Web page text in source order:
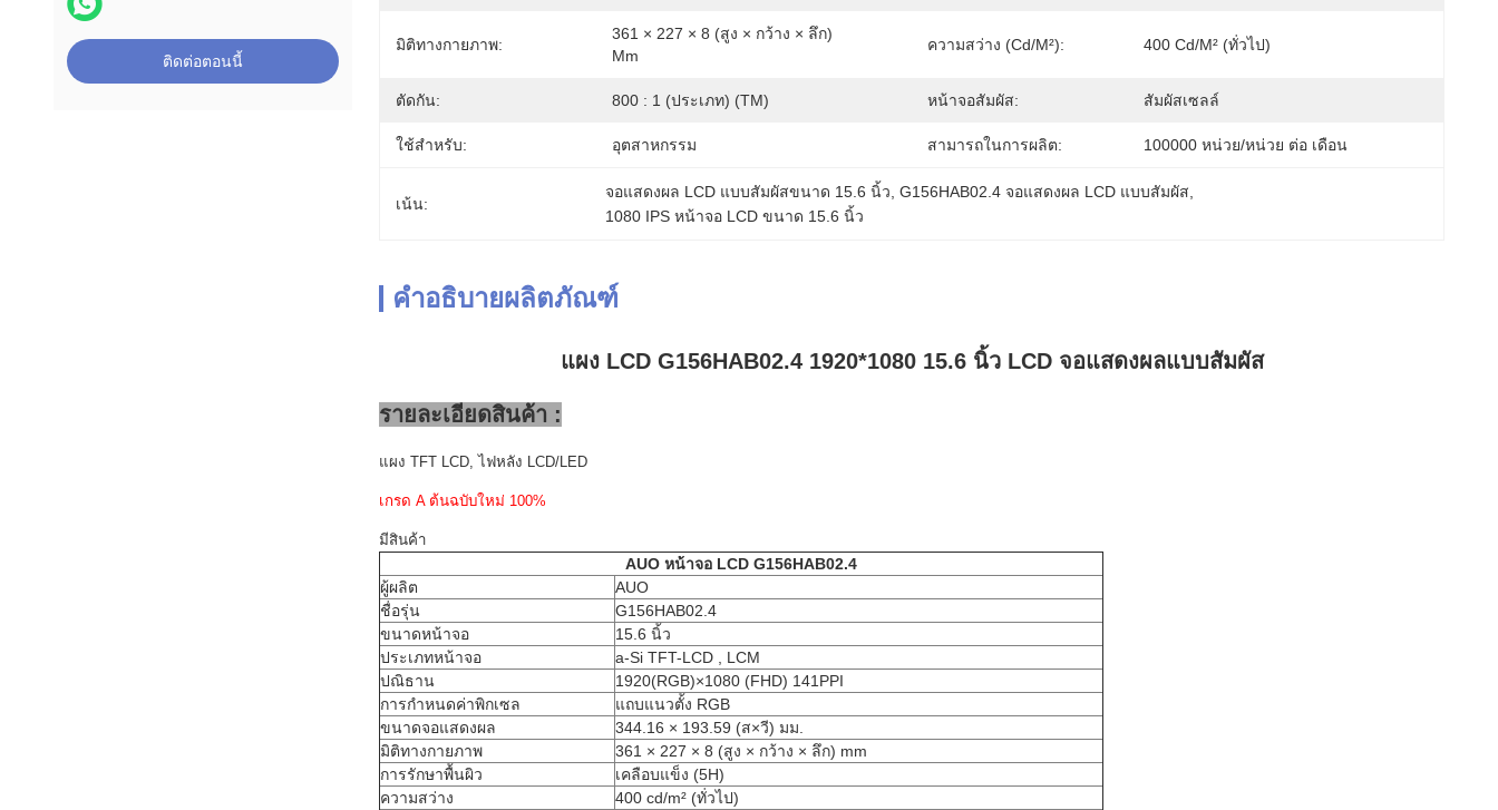
ติดต่อตอนนี้
มิติทางกายภาพ:
361 × 227 × 8 (สูง × กว้าง × ลึก)
Mm
ความสว่าง (cd/m²): 400 Cd/m² (ทั่วไป)
ตัดกัน: 800 : 1 (ประเภท) (TM) หน้าจอสัมผัส: สัมผัสเซลล์
ใช้สำหรับ: อุตสาหกรรม สามารถในการผลิต: 100000 หน่วย/หน่วย ต่อ เดือน
เน้น:
จอแสดงผล LCD แบบสัมผัสขนาด 15.6 นิ้ว , G156HAB02.4 จอแสดงผล LCD แบบสัมผัส
1080 IPS หน้าจอ LCD ขนาด 15.6 นิ้ว
คำอธิบายผลิตภัณฑ์
แผง LCD G156HAB02.4 1920*1080 15.6 นิ้ว LCD จอแสดงผลแบบสัมผัส
รายละเอียดสินค้า :
แผง TFT LCD, ไฟหลัง LCD/LED
เกรด A ต้นฉบับใหม่ 100%
มีสินค้า
AUO หน้าจอ LCD G156HAB02.4
ผู้ผลิต
AUO
ชื่อรุ่น
G156HAB02.4
ขนาดหน้าจอ
15.6 นิ้ว
ประเภทหน้าจอ
a-Si TFT-LCD , LCM
ปณิธาน
1920(RGB)×1080 (FHD) 141PPI
การกำหนดค่าพิกเซล
แถบแนวตั้ง RGB
ขนาดจอแสดงผล
344.16 × 193.59 (ส×วี) มม.
มิติทางกายภาพ
361 × 227 × 8 (สูง × กว้าง × ลึก) mm
การรักษาพื้นผิว
เคลือบแข็ง (5H)
ความสว่าง
400 cd/m² (ทั่วไป)